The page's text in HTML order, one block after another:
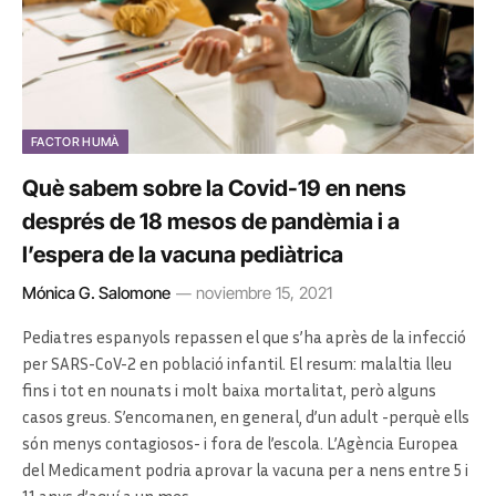
FACTOR HUMÀ
Què sabem sobre la Covid-19 en nens
després de 18 mesos de pandèmia i a
l’espera de la vacuna pediàtrica
Mónica G. Salomone noviembre 15, 2021
Pediatres espanyols repassen el que s’ha après de la infecció
per SARS-CoV-2 en població infantil. El resum: malaltia lleu
fins i tot en nounats i molt baixa mortalitat, però alguns
casos greus. S’encomanen, en general, d’un adult -perquè ells
són menys contagiosos- i fora de l’escola. L’Agència Europea
del Medicament podria aprovar la vacuna per a nens entre 5 i